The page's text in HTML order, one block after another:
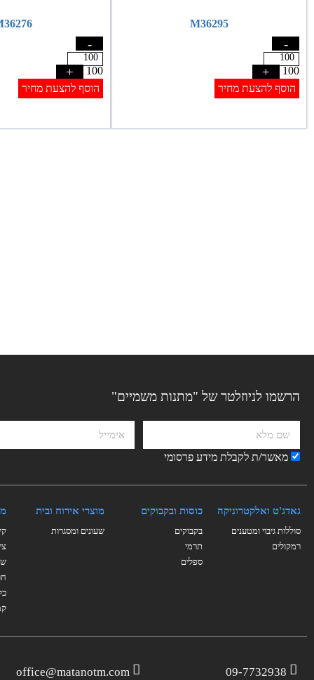
M36295
-
100
+
הוסף להצעת מחיר
-
100
+
הוסף להצעת מחיר
הרשמו לניוזלטר של "מתנות משמיים"
מאשר/ת לקבלת מידע פרסומי
גאדג'ט ואלקטרוניקה
סוללות גיבוי ומטענים
רמקולים
כוסות ובקבוקים
בקבוקים
תרמי
ספלים
מוצרי אירוח ובית
שעונים ומסגרות
09-7732938
office@matanotm.com